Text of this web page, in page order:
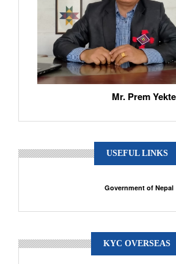
Mr. Prem
USEFUL LINKS
Government of Nepal
KYC OVERSEAS